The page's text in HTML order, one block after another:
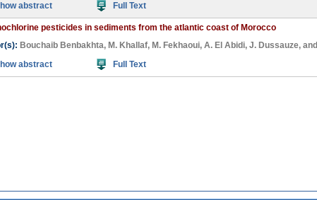
abstract
Full Text
pesticides in sediments from the atlantic coast of Morocco
Bouchaib Benbakhta, M. Khallaf, M. Fekhaoui, A. El Abidi, J. Dussauze, and
abstract
Full Text